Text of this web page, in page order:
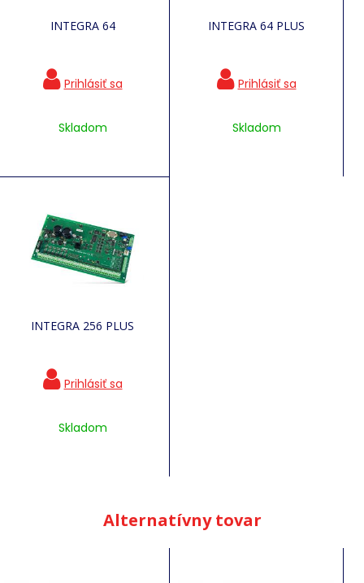
INTEGRA 64
Skladom
INTEGRA 64 PLUS
Skladom
INTEGRA 256 PLUS
Skladom
Alternatívny tovar